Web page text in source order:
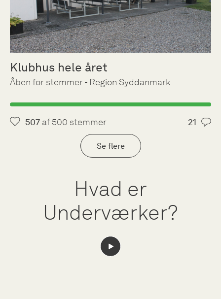
Klubhus hele året
Åben for stemmer - Region Syddanmark
507af 500 stemmer 21
Se flere
Hvad er
Underværker?